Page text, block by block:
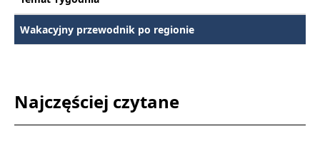
Wakacyjny przewodnik po regionie
Najczęściej czytane